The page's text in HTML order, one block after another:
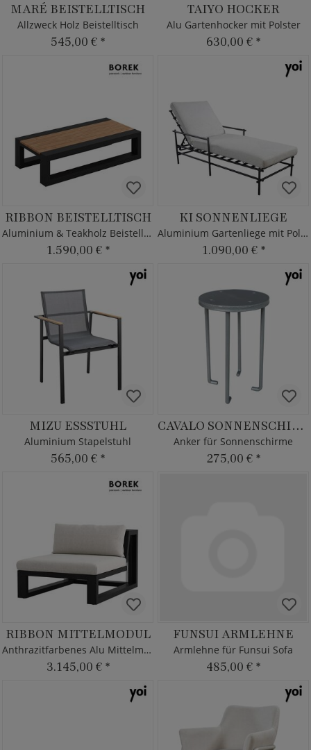
MARÉ BEISTELLTISCH
Allzweck Holz Beistelltisch
545,00 € *
TAIYO HOCKER
Alu Gartenhocker mit Polster
630,00 € *
RIBBON BEISTELLTISCH
Aluminium & Teakholz Beistelltisch
1.590,00 € *
KI SONNENLIEGE
Aluminium Gartenliege mit Polster
1.090,00 € *
MIZU ESSSTUHL
Aluminium Stapelstuhl
565,00 € *
CAVALO SONNENSCHIRM ANKER
Anker für Sonnenschirme
275,00 € *
RIBBON MITTELMODUL
Anthrazitfarbenes Alu Mittelmodul
3.145,00 € *
FUNSUI ARMLEHNE
Armlehne für Funsui Sofa
485,00 € *